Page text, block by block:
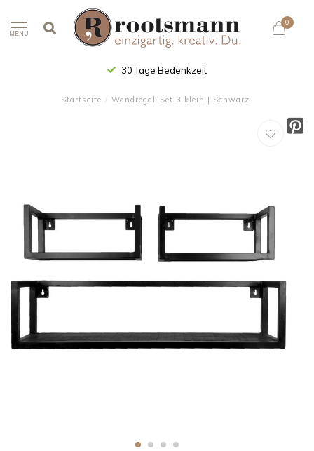
MENU
0
30 Tage Bedenkzeit
Startseite / Wandregal-Set 3 klein | Schwarz